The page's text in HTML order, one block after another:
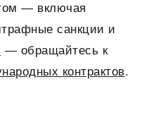
— включая
санкции и
— обращайтесь к
контрактов.